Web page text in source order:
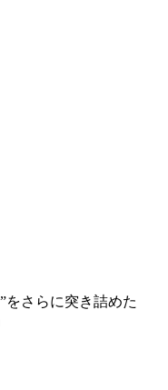
をさらに突き詰めた